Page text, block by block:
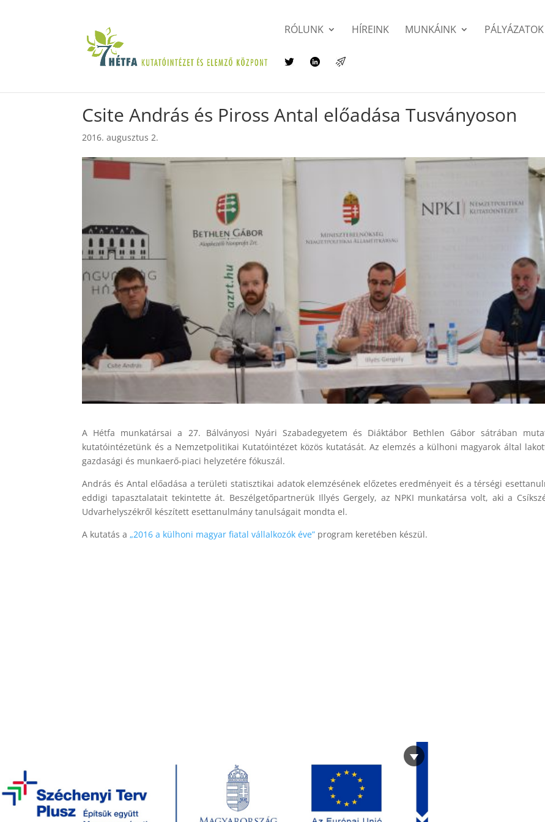
RÓLUNK HÍREINK MUNKÁINK PÁLYÁZATOK
Csite András és Piross Antal előadása Tusványoson
2016. augusztus 2.
A Hétfa munkatársai a 27. Bálványosi Nyári Szabadegyetem és Diáktábor Bethlen Gábor sátrában
kutatóintézetünk és a Nemzetpolitikai Kutatóintézet közös kutatását. Az elemzés a külhoni magyarok által
gazdasági és munkaerő-piaci helyzetére fókuszál.
András és Antal előadása a területi statisztikai adatok elemzésének előzetes eredményeit és a térségi
eddigi tapasztalatait tekintette át. Beszélgetőpartnerük Illyés Gergely, az NPKI munkatársa volt, aki a
Udvarhelyszékről készített esettanulmány tanulságait mondta el.
A kutatás a„2016 a külhoni magyar fiatal vállalkozók éve” program keretében készül.